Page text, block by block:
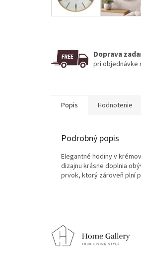
Doprava
pri objednávke
Popis Hodnotenie
Podrobný popis
Elegantné hodiny v
dizajnu krásne doplnia
prvok, ktorý zároveň plní